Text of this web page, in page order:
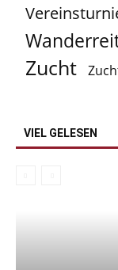
Zucht
VIEL GELESEN